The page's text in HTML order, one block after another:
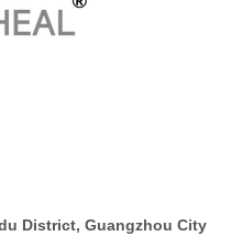
District, Guangzhou City